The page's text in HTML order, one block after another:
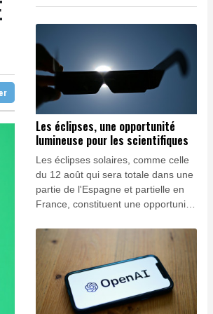
des voitures
vies et paysages
1.64% 4392.86 €
Les éclipses, une opportunité
lumineuse pour les scientifiques
Les éclipses solaires, comme celle
du 12 août qui sera totale dans une
partie de l'Espagne et partielle en
France, constituent une opportunité
d'infirmer leurs connaissances sur
notre astre.